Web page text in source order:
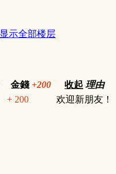
显示全部楼层
金錢 +200 收起 理由
+ 200 欢迎新朋友！